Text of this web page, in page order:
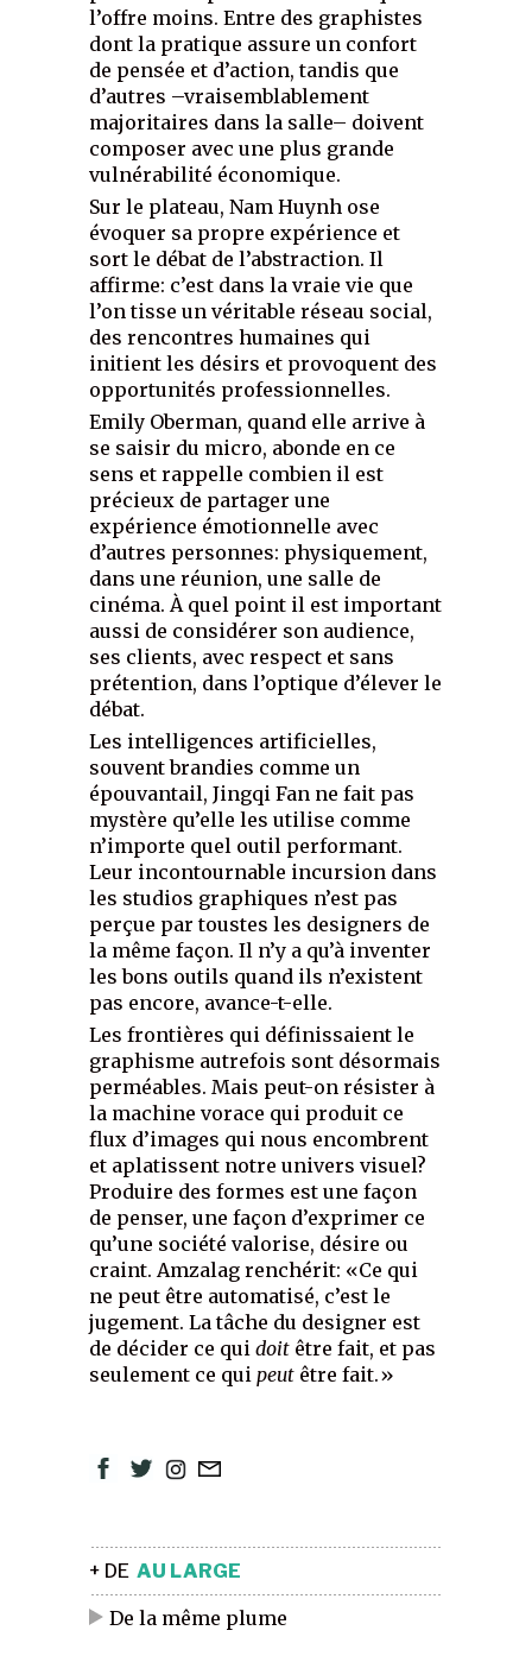
l’offre moins. Entre des graphistes
dont la pratique assure un confort
de pensée et d’action, tandis que
d’autres –vraisemblablement
majoritaires dans la salle– doivent
composer avec une plus grande
vulnérabilité économique.
Sur le plateau, Nam Huynh ose
évoquer sa propre expérience et
sort le débat de l’abstraction. Il
affirme: c’est dans la vraie vie que
l’on tisse un véritable réseau social,
des rencontres humaines qui
initient les désirs et provoquent des
opportunités professionnelles.
Emily Oberman, quand elle arrive à
se saisir du micro, abonde en ce
sens et rappelle combien il est
précieux de partager une
expérience émotionnelle avec
d’autres personnes: physiquement,
dans une réunion, une salle de
cinéma. À quel point il est important
aussi de considérer son audience,
ses clients, avec respect et sans
prétention, dans l’optique d’élever le
débat.
Les intelligences artificielles,
souvent brandies comme un
épouvantail, Jingqi Fan ne fait pas
mystère qu’elle les utilise comme
n’importe quel outil performant.
Leur incontournable incursion dans
les studios graphiques n’est pas
perçue par toustes les designers de
la même façon. Il n’y a qu’à inventer
les bons outils quand ils n’existent
pas encore, avance-t-elle.
Les frontières qui définissaient le
graphisme autrefois sont désormais
perméables. Mais peut-on résister à
la machine vorace qui produit ce
flux d’images qui nous encombrent
et aplatissent notre univers visuel?
Produire des formes est une façon
de penser, une façon d’exprimer ce
qu’une société valorise, désire ou
craint. Amzalag renchérit: «Ce qui
ne peut être automatisé, c’est le
jugement. La tâche du designer est
de décider ce quidoit être fait, et pas
seulement ce qui peut être fait.»
+ DE AU LARGE
De la même plume